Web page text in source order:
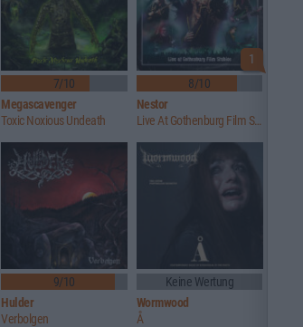
7/10
Megascavenger
Toxic Noxious Undeath
1
8/10
Nestor
Live At Gothenburg Film Studios
9/10
Hulder
Verbolgen
Keine Wertung
Wormwood
Å